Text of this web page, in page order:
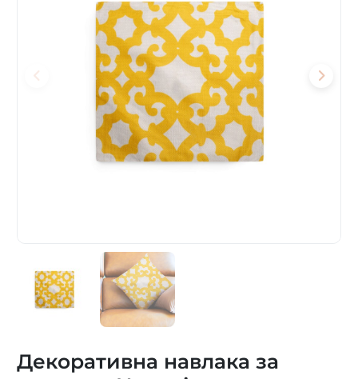
Декоративна навлака за